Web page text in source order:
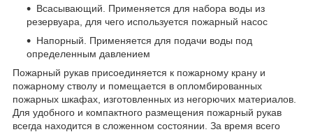
Всасывающий. Применяется для набора воды из
резервуара, для чего используется пожарный насос
Напорный. Применяется для подачи воды под
определенным давлением
Пожарный рукав присоединяется к пожарному крану и
пожарному стволу и помещается в опломбированных
пожарных шкафах, изготовленных из негорючих материалов.
Для удобного и компактного размещения пожарный рукав
всегда находится в сложенном состоянии. За время всего